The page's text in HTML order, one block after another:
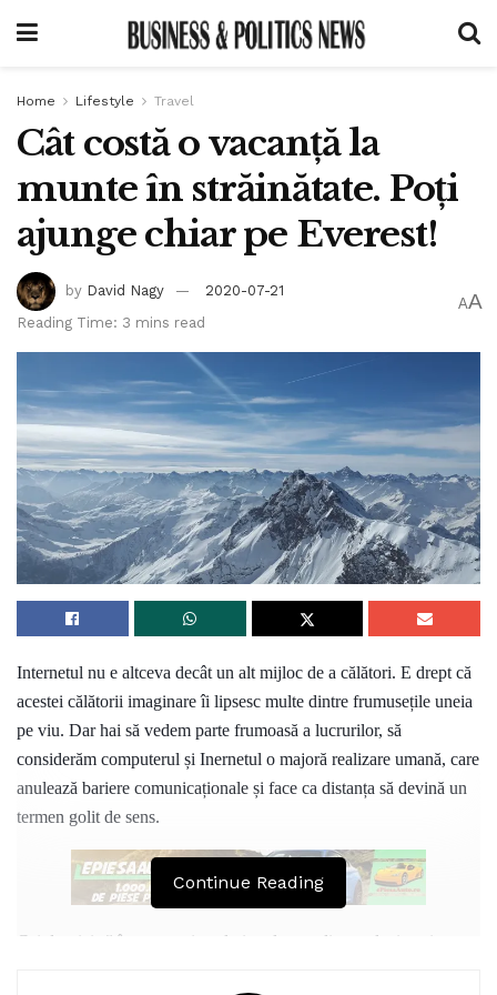
Home Lifestyle Travel
Cât costă o vacanță la
munte în străinătate. Poți
ajunge chiar pe Everest!
by David Nagy
2020-07-21
Reading Time: 3 mins read
AA
Internetul nu e altceva decât un alt mijloc de a călători. E drept că
acestei călătorii imaginare îi lipsesc multe dintre frumusețile uneia
pe viu. Dar hai să vedem parte frumoasă a lucrurilor, să
considerăm computerul și Inernetul o majoră realizare umană, care
anulează bariere comunicaționale și face ca distanța să devină un
termen golit de sens.
Cei dornici să încerce turismul virtual, care dispun de timpși
Continue Reading